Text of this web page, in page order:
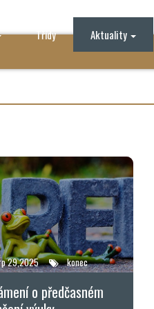
Třídy Aktuality
29,2025 konec
o předčasném